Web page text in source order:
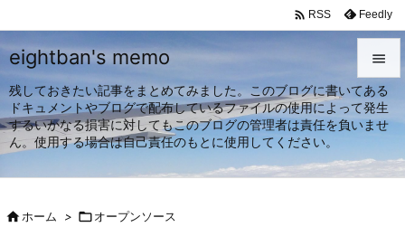
eightban's memo
残しておきたい記事をまとめてみました。このブログに書いてある
ドキュメントやブログで配布しているファイルの使用によって発生
するいかなる損害に対してもこのブログの管理者は責任を負いませ
ん。使用する場合は自己責任のもとに使用してください。


メニュ
サイド
 RSS Feedly
ホーム > オープンソース